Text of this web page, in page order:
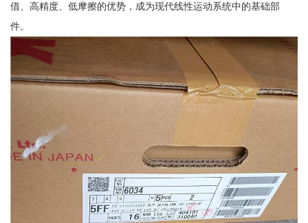
借、高精度、低摩擦的优势，成为现代线性运动系统中的基础部
件。